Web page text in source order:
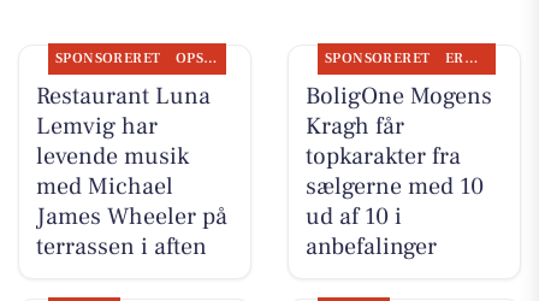
SPONSORERET OPSLAGSTAVLEN
Restaurant Luna
Lemvig har
levende musik
med Michael
James Wheeler på
terrassen i aften
SPONSORERET ERHVERV
BoligOne Mogens
Kragh får
topkarakter fra
sælgerne med 10
ud af 10 i
anbefalinger